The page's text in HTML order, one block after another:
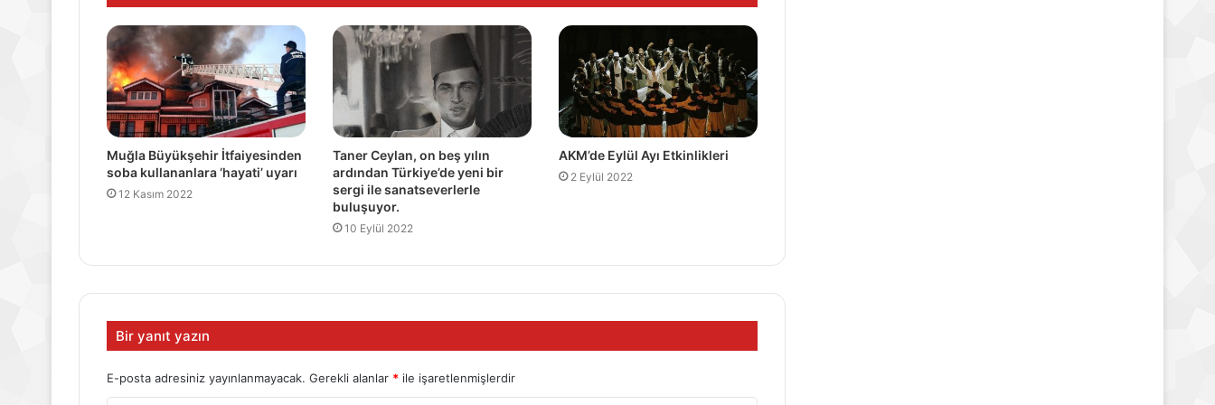
Muğla Büyükşehir İtfaiyesinden
soba kullananlara ‘hayati’ uyarı
12 Kasım 2022
Taner Ceylan, on beş yılın
ardından Türkiye’de yeni bir
sergi ile sanatseverlerle
buluşuyor.
10 Eylül 2022
AKM’de Eylül Ayı Etkinlikleri
2 Eylül 2022
Bir yanıt yazın
E-posta adresiniz yayınlanmayacak. Gerekli alanlar * ile işaretlenmişlerdir